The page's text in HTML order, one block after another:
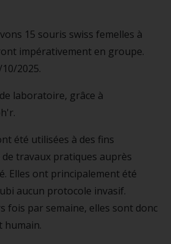
15 souris swiss femelles à
impérativement en groupe.
2025.
de laboratoire, grâce à
été utilisées à des fins
de travaux pratiques auprès
Elles ont principalement été
aucun protocole invasif.
fois par semaine, elles sont donc
humain.